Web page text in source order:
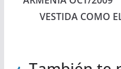
VESTIDA COMO